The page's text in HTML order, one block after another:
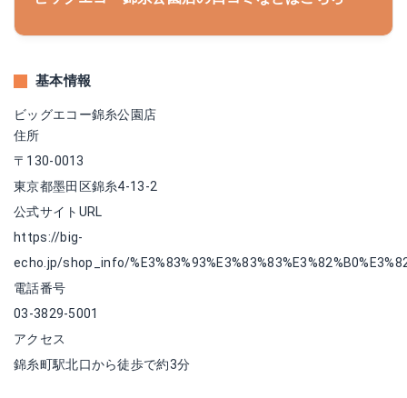
基本情報
ビッグエコー錦糸公園店
住所
〒130-0013
東京都墨田区錦糸4-13-2
公式サイトURL
https://big-
echo.jp/shop_info/
電話番号
03-3829-5001
アクセス
錦糸町駅北口から徒歩で約3分